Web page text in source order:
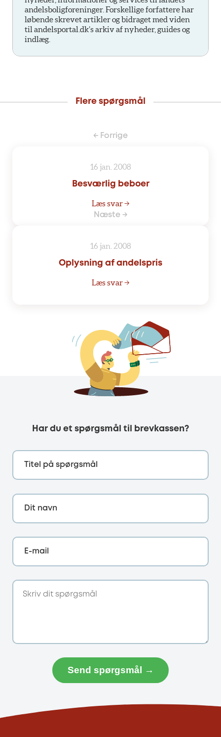
andelsboligforeninger. Forskellige forfattere har
løbende skrevet artikler og bidraget med viden
til andelsportal.dk’s arkiv af nyheder, guides og
indlæg.
Flere spørgsmål
← Forrige
16 jan. 2008
Besværlig beboer
Læs svar →
Næste →
16 jan. 2008
Oplysning af andelspris
Læs svar →
Har du et spørgsmål til brevkassen?
Titel på spørgsmål
Dit navn
E-mail
Send spørgsmål →